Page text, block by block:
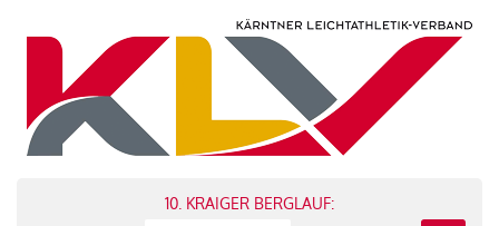
10. KRAIGER BERGLAUF: